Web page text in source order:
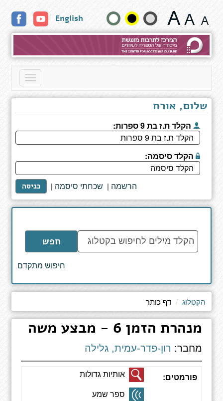
הזמן
6
מבצע
משה
שנה
גודל
טקסט
English
Toggle
שלום, אורח
הקלד ת.ז בת 9 ספרות:
הקלד סיסמה:
כניסה | שכחתי סיסמה | הרשמה
הקלד
מילים
לחיפוש
חפש
חיפוש מתקדם
הקטלוג דף כותר
מנהרת הזמן 6 - מבצע משה
מחבר: רון-פדר-עמית, גלילה
פורמטים: אותיות גדולות
ספר שמע